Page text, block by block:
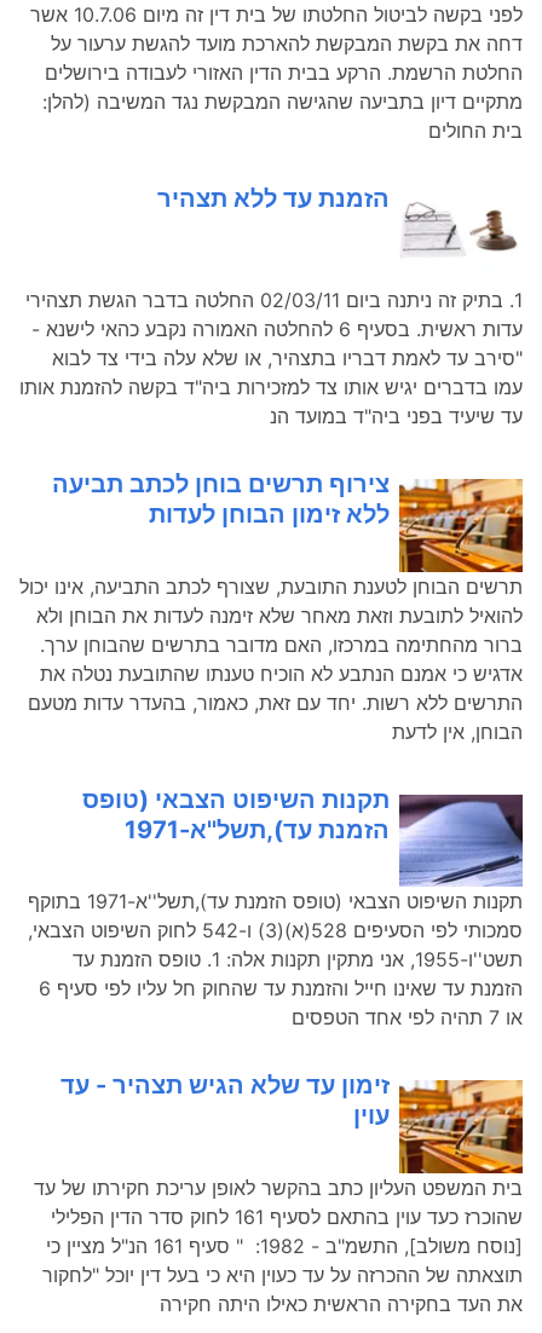
לפני בקשה לביטול החלטתו של בית דין זה מיום 10.7.06 אשר
דחה את בקשת המבקשת להארכת מועד להגשת ערעור על
החלטת הרשמת. הרקע בבית הדין האזורי לעבודה בירושלים
מתקיים דיון בתביעה שהגישה המבקשת נגד המשיבה (להלן:
בית החולים
הזמנת עד ללא תצהיר
1. בתיק זה ניתנה ביום 02/03/11 החלטה בדבר הגשת תצהירי
עדות ראשית. בסעיף 6 להחלטה האמורה נקבע כהאי לישנא -
"סירב עד לאמת דבריו בתצהיר, או שלא עלה בידי צד לבוא
עמו בדברים יגיש אותו צד למזכירות ביה"ד בקשה להזמנת אותו
עד שיעיד בפני ביה"ד במועד הנ
צירוף תרשים בוחן לכתב תביעה
ללא זימון הבוחן לעדות
תרשים הבוחן לטענת התובעת, שצורף לכתב התביעה, אינו יכול
להואיל לתובעת וזאת מאחר שלא זימנה לעדות את הבוחן ולא
ברור מהחתימה במרכזו, האם מדובר בתרשים שהבוחן ערך.
אדגיש כי אמנם הנתבע לא הוכיח טענתו שהתובעת נטלה את
התרשים ללא רשות. יחד עם זאת, כאמור, בהעדר עדות מטעם
הבוחן, אין לדעת
תקנות השיפוט הצבאי (טופס
הזמנת עד),תשל''א-1971
תקנות השיפוט הצבאי (טופס הזמנת עד),תשל''א-1971 בתוקף
סמכותי לפי הסעיפים 528(א)(3) ו-542 לחוק השיפוט הצבאי,
תשט''ו-1955, אני מתקין תקנות אלה: 1. טופס הזמנת עד
הזמנת עד שאינו חייל והזמנת עד שהחוק חל עליו לפי סעיף 6
או 7 תהיה לפי אחד הטפסים
זימון עד שלא הגיש תצהיר - עד
עוין
בית המשפט העליון כתב בהקשר לאופן עריכת חקירתו של עד
שהוכרז כעד עוין בהתאם לסעיף 161 לחוק סדר הדין הפלילי
[נוסח משולב], התשמ"ב - 1982: " סעיף 161 הנ"ל מציין כי
תוצאתה של ההכרזה על עד כעוין היא כי בעל דין יוכל "לחקור
את העד בחקירה הראשית כאילו היתה חקירה